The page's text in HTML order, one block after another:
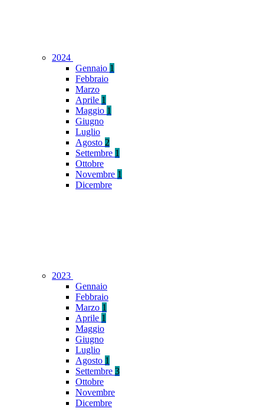
2024
Gennaio 1
Febbraio
Marzo
Aprile 1
Maggio 1
Giugno
Luglio
Agosto 2
Settembre 1
Ottobre
Novembre 1
Dicembre
2023
Gennaio
Febbraio
Marzo 1
Aprile 1
Maggio
Giugno
Luglio
Agosto 1
Settembre 3
Ottobre
Novembre
Dicembre